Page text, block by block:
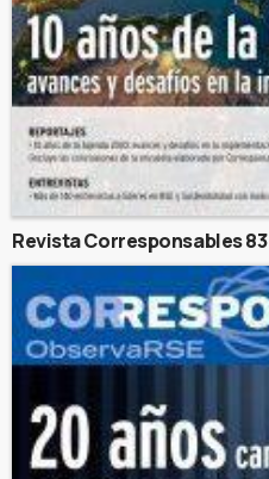
Revista Corresponsables 83